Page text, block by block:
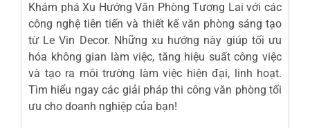
Khám phá Xu Hướng Văn Phòng Tương Lai với các
công nghệ tiên tiến và thiết kế văn phòng sáng tạo
từ Le Vin Decor. Những xu hướng này giúp tối ưu
hóa không gian làm việc, tăng hiệu suất công việc
và tạo ra môi trường làm việc hiện đại, linh hoạt.
Tìm hiểu ngay các giải phápthi công văn phòng tối
ưu cho doanh nghiệp của bạn!